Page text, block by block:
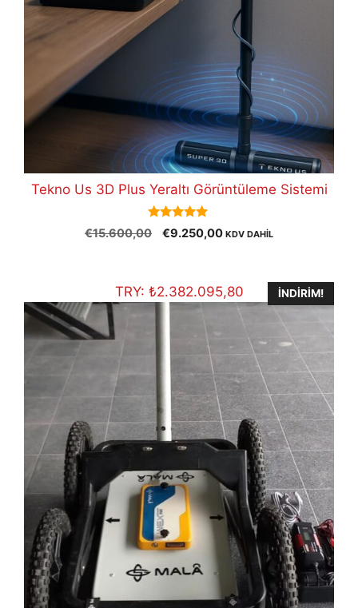
Tekno Us 3D Plus Yeraltı Görüntüleme Sistemi
5.00
out of 5
€15.600,00
Orijinal
€9.250,00Şu
€9.250,00.
KDV DAHİL
TRY: ₺2.382.095,80 İNDIRIM!